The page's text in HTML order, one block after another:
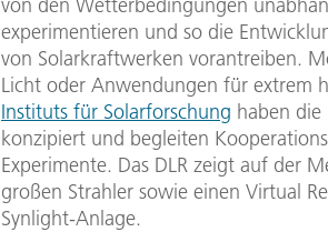
experimentieren und so die
von Solarkraftwerken vorantreiben.
Licht oder Anwendungen für extrem
Instituts für Solarforschung haben
konzipiert und begleiten
Experimente. Das DLR zeigt auf der
großen Strahler sowie einen Virtual
Synlight-Anlage.